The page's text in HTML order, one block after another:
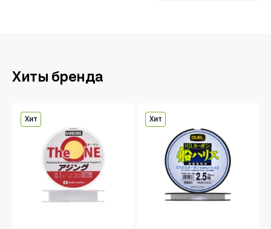
Хиты бренда
Хит Хит